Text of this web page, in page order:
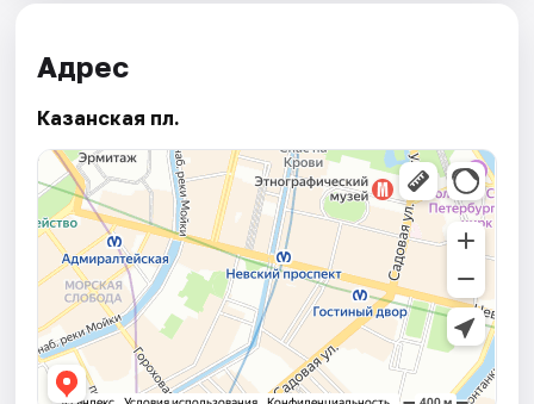
Адрес
Казанская пл.